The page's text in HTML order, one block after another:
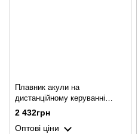
Плавник акули на
дистанційному керуванні
Flytec V302 | акула з
радіокеруванням до 50 м
2 432грн
Оптові ціни